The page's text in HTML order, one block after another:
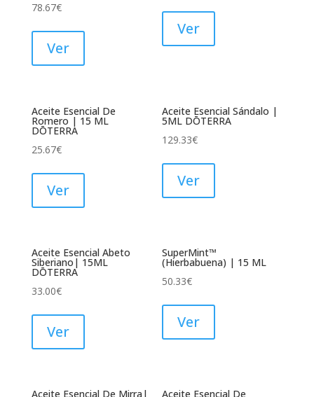
78.67€
Ver
Ver
Aceite Esencial De
Romero | 15 ML
DŌTERRA
25.67€
Ver
Aceite Esencial Sándalo |
5ML DŌTERRA
129.33€
Ver
Aceite Esencial Abeto
Siberiano| 15ML
DŌTERRA
33.00€
Ver
SuperMint™
(Hierbabuena) | 15 ML
50.33€
Ver
Aceite Esencial De Mirra| Aceite Esencial De